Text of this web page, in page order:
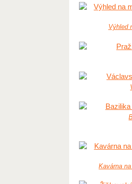
Výhled
Kavárna